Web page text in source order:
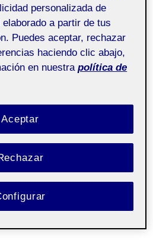
personalizada de
a partir de tus
Puedes aceptar, rechazar
haciendo clic abajo,
en nuestra política de
Aceptar